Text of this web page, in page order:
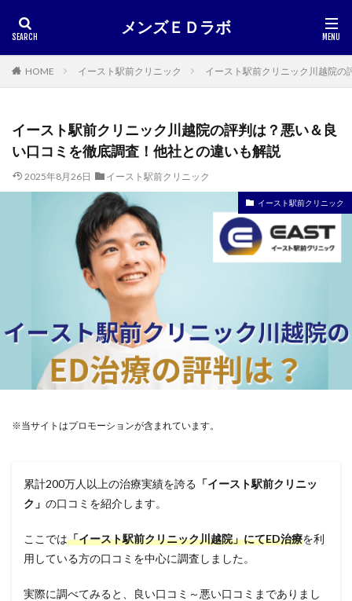
メンズＥＤラボ
HOME イースト駅前クリニック イースト駅前クリニック川越院
イースト駅前クリニック川越院の評判は？悪い＆良
い口コミを徹底調査！他社との違いも解説
2025年8月26日 イースト駅前クリニック
イースト駅前クリニック
※当サイトはプロモーションが含まれています。
累計200万人以上の治療実績を誇る 「イースト駅前クリニッ
ク」 の口コミを紹介します。
ここでは「イースト駅前クリニック川越院」にてED治療を利
用している方の口コミを中心に調査しました。
実際に調べてみると、良い口コミ～悪い口コミまでありまし